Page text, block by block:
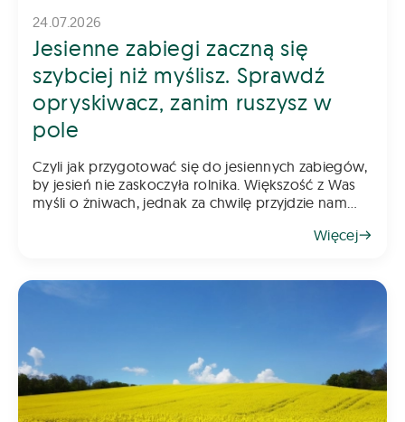
24.07.2026
Jesienne zabiegi zaczną się
szybciej niż myślisz. Sprawdź
opryskiwacz, zanim ruszysz w
pole
Czyli jak przygotować się do jesiennych zabiegów,
by jesień nie zaskoczyła rolnika. Większość z Was
myśli o żniwach, jednak za chwilę przyjdzie nam
rzepak wymaga już wczesnej ochrony, a w kole
Więcej